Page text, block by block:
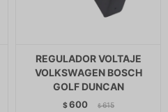
REGULADOR VOLTAJE
VOLKSWAGEN BOSCH
GOLF DUNCAN
$600 $ 615